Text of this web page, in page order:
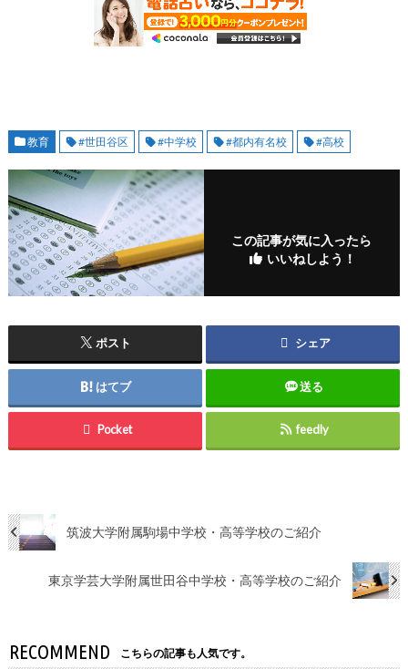
教育 #世田谷区 #中学校 #都内有名校 #高校
この記事が気に入ったら
いいねしよう！
ポスト シェア
はてブ 送る
Pocket feedly
筑波大学附属駒場中学校・高等学校のご紹介
東京学芸大学附属世田谷中学校・高等学校のご紹介
RECOMMEND こちらの記事も人気です。